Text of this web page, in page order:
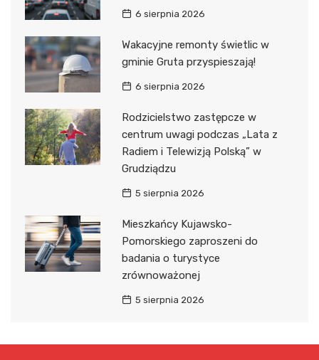
6 sierpnia 2026
Wakacyjne remonty świetlic w
gminie Gruta przyspieszają!
6 sierpnia 2026
Rodzicielstwo zastępcze w
centrum uwagi podczas „Lata z
Radiem i Telewizją Polską” w
Grudziądzu
5 sierpnia 2026
Mieszkańcy Kujawsko-
Pomorskiego zaproszeni do
badania o turystyce
zrównoważonej
5 sierpnia 2026